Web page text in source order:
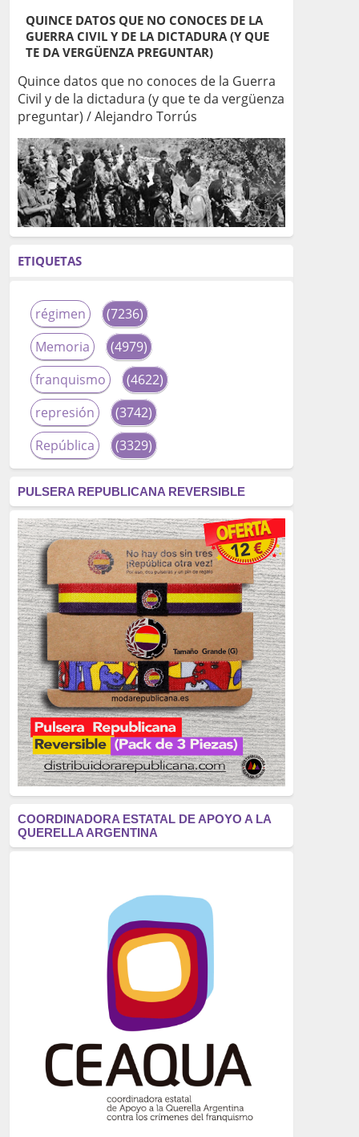
QUINCE DATOS QUE NO CONOCES DE LA
GUERRA CIVIL Y DE LA DICTADURA (Y QUE
TE DA VERGÜENZA PREGUNTAR)
Quince datos que no conoces de la Guerra
Civil y de la dictadura (y que te da vergüenza
preguntar) / Alejandro Torrús
ETIQUETAS
régimen
(7236)
Memoria
(4979)
franquismo
(4622)
represión
(3742)
República
(3329)
fascismo
(2677)
tardofranquismo
(2320)
Actualidad
(2319)
monarquía
(2253)
borbones
(2176)
Cultura
(2163)
Guerra
(1674)
genocidio
(1234)
mujer
(1070)
Eventos
(914)
Crímenes del franquismo
(721)
(699)
(607)
neofranquismo
(567)
Justicia Universal
Derechos Humanos
(522)
Nacionalcatolicismo
(514)
PULSERA REPUBLICANA REVERSIBLE
COORDINADORA ESTATAL DE APOYO A LA
QUERELLA ARGENTINA